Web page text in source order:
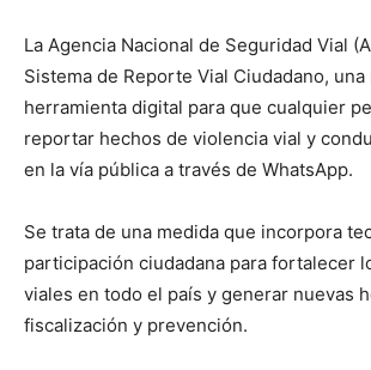
La Agencia Nacional de Seguridad Vial
Sistema de Reporte Vial Ciudadano, una
herramienta digital para que cualquier
reportar hechos de violencia vial y
en la vía pública a través de WhatsApp.
Se trata de una medida que incorpora
participación ciudadana para fortalecer
viales en todo el país y generar nuevas
fiscalización y prevención.